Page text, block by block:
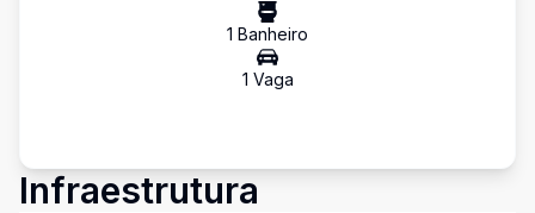
1 Banheiro
1 Vaga
Infraestrutura